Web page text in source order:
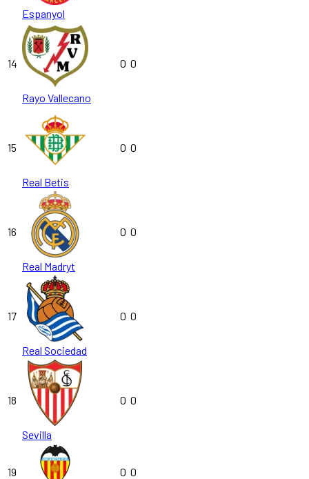
Espanyol
14
Rayo Vallecano
0 0
15
Real Betis
0 0
16
Real Madryt
0 0
17
Real Sociedad
0 0
18
Sevilla
0 0
19
0 0